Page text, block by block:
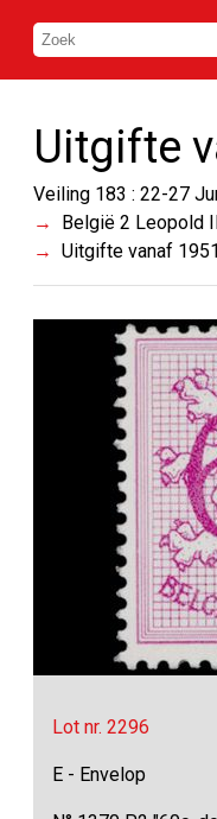
Uitgifte
Veiling 183 : 22-27
België 2 Leopold
Uitgifte vanaf 1951
Lot nr. 2296
E - Envelop